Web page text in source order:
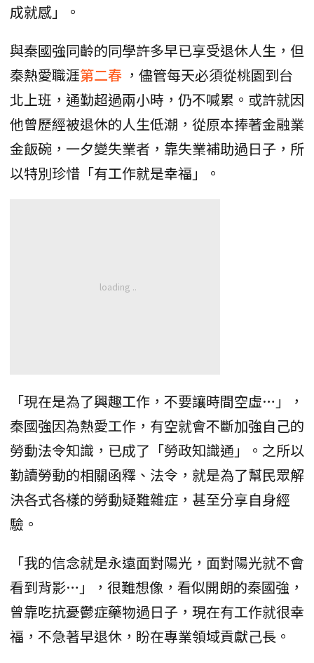
成就感」。
與秦國強同齡的同學許多早已享受退休人生，但
秦熱愛職涯第二春 ，儘管每天必須從桃園到台
北上班，通勤超過兩小時，仍不喊累。或許就因
他曾歷經被退休的人生低潮，從原本捧著金融業
金飯碗，一夕變失業者，靠失業補助過日子，所
以特別珍惜「有工作就是幸福」。
「現在是為了興趣工作，不要讓時間空虛…」，
秦國強因為熱愛工作，有空就會不斷加強自己的
勞動法令知識，已成了「勞政知識通」。之所以
勤讀勞動的相關函釋、法令，就是為了幫民眾解
決各式各樣的勞動疑難雜症，甚至分享自身經
驗。
「我的信念就是永遠面對陽光，面對陽光就不會
看到背影…」，很難想像，看似開朗的秦國強，
曾靠吃抗憂鬱症藥物過日子，現在有工作就很幸
福，不急著早退休，盼在專業領域貢獻己長。